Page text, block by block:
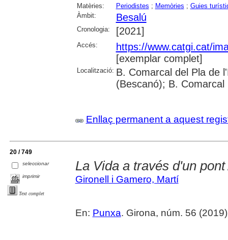
Matèries: Periodistes ; Memòries ; Guies
Àmbit:
Besalú
Cronologia: [2021]
Accés:
https://www.catgi.cat/
[exemplar complet]
Localització: B. Comarcal del Pla de
(Bescanó); B.
Enllaç permanent a aquest
20 / 749
seleccionar
imprimir
Text complet
La Vida a través d'un pont
Gironell i Gamero, Martí
En: Punxa. Girona, núm. 56